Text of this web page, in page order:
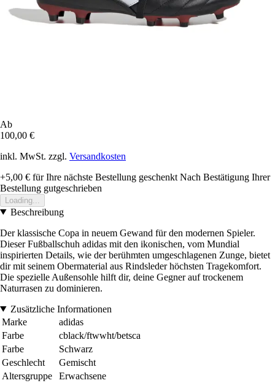
Ab
100,00 €
inkl. MwSt. zzgl. Versandkosten
+5,00 € für Ihre nächste Bestellung geschenkt Nach Bestätigung Ihrer
Bestellung gutgeschrieben
Loading...
Beschreibung
Der klassische Copa in neuem Gewand für den modernen Spieler.
Dieser Fußballschuh adidas mit den ikonischen, vom Mundial
inspirierten Details, wie der berühmten umgeschlagenen Zunge, bietet
dir mit seinem Obermaterial aus Rindsleder höchsten Tragekomfort.
Die spezielle Außensohle hilft dir, deine Gegner auf trockenem
Naturrasen zu dominieren.
Zusätzliche Informationen
Marke
adidas
Farbe
cblack/ftwwht/betsca
Farbe
Schwarz
Geschlecht
Gemischt
Altersgruppe
Erwachsene